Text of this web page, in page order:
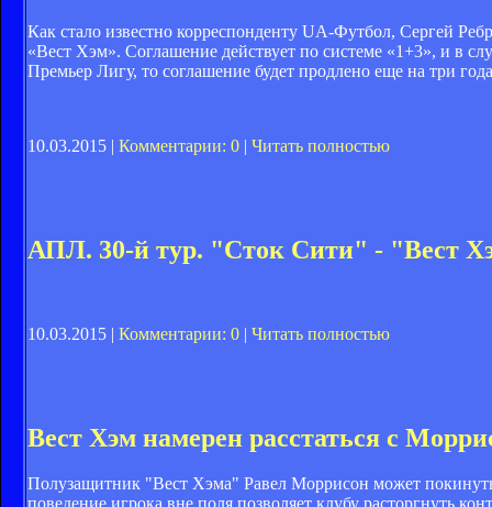
Как стало известно корреспонденту UA-Футбол, Сергей
«Вест Хэм». Соглашение действует по системе «1+3», и в
Премьер Лигу, то соглашение будет продлено еще на три
10.03.2015 | Комментарии: 0 | Читать полностью
АПЛ. 30-й тур. "Сток Сити" - "Вест
10.03.2015 | Комментарии: 0 | Читать полностью
Вест Хэм намерен расстаться с
Полузащитник "Вест Хэма" Равел Моррисон может